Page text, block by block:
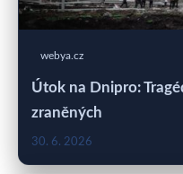
webya.cz
Útok na Dnipro:
zraněných
30. 6. 2026